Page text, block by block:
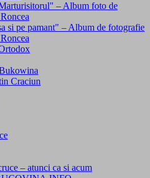
– Album foto de
si pe pamant" – Album de fotografie
Craciun
– atunci ca si acum